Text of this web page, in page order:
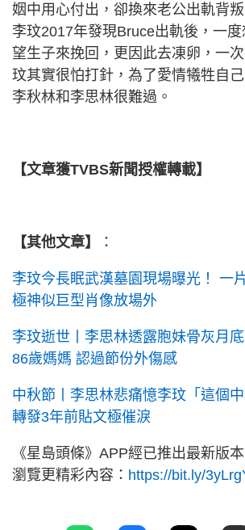
姻中用心付出，卻換來老公出軌背
李玟2017年發現Bruce出軌後，一
望生子來挽回，更因此去凍卵，一
玟其實很怕打針，為了愛情犧牲自
李秋林和李思林很難過。
【文章獲TVBS新聞授權轉載】
【其他文章】 ：
李玟今長眠武漢墓園現場曝光！ 一
極神似巨型肖像放場外
李玟逝世丨李思林透露胞妹骨灰月
86歲媽媽 認過節份外傷感
中秋節丨李思林悲痛憶李玟「這個中
轉發3年前貼文極催淚
《星島頭條》APP經已推出最新版
瀏覽更精彩內容： https://bit.ly/